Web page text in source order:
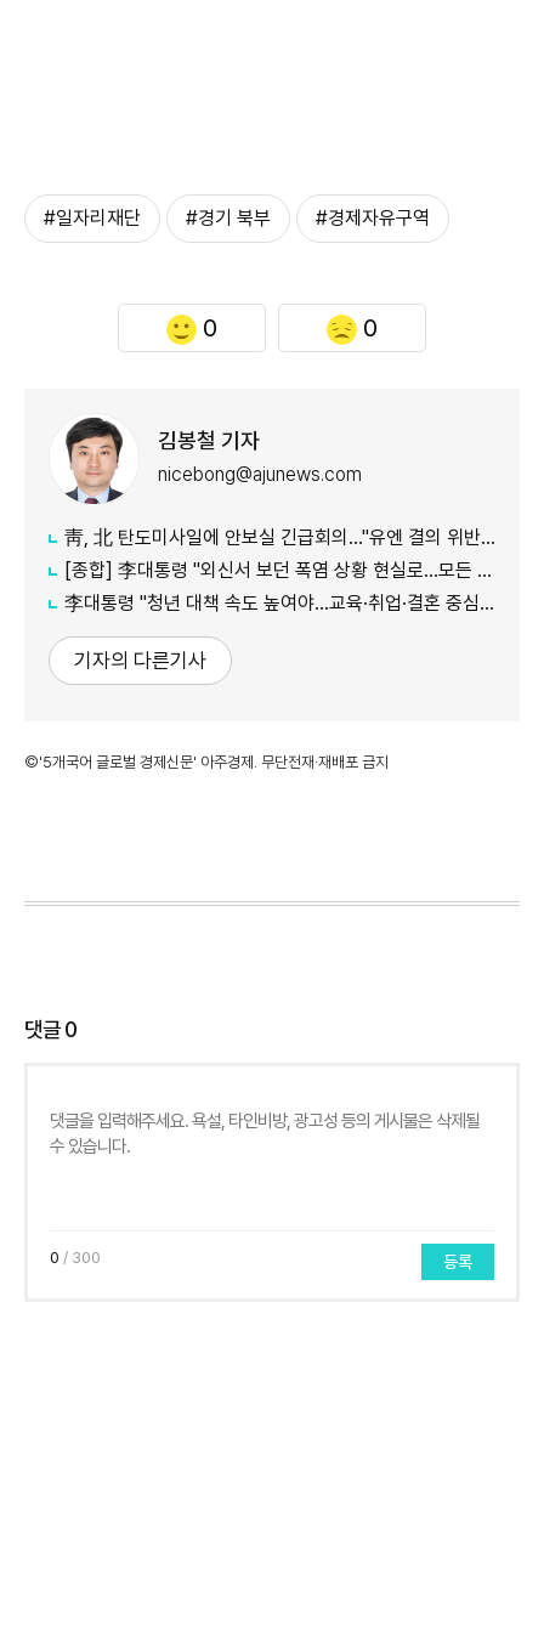
#일자리재단 #경기 북부 #경제자유구역
0 0
김봉철 기자
nicebong@ajunews.com
靑, 北 탄도미사일에 안보실 긴급회의…"유엔 결의 위반, 즉각 중단 촉구"
[종합] 李대통령 "외신서 보던 폭염 상황 현실로…모든 행정력 총동원하라"
李대통령 "청년 대책 속도 높여야…교육·취업·결혼 중심 정책 재편"
기자의 다른기사
©'5개국어 글로벌 경제신문' 아주경제. 무단전재·재배포 금지
댓글0
0 / 300 등록